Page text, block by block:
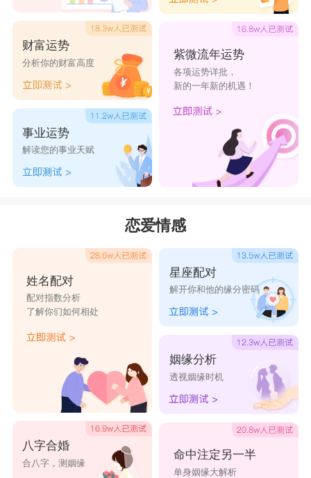
财富运势
分析你的财富高度
事业运势
解读您的事业天赋
紫微流年运势
各项运势详批，
新的一年新的机遇！
恋爱情感
姓名配对
配对指数分析
了解你们如何相处
八字合婚
合八字，测姻缘
星座配对
解开你和他的缘分密码
姻缘分析
透视姻缘时机
命中注定另一半
单身姻缘大解析